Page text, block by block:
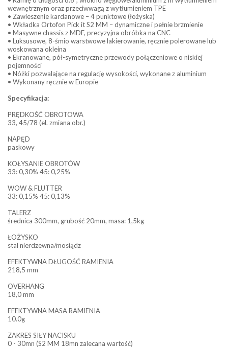
wewnętrznym oraz przeciwwagą z wytłumieniem TPE
• Zawieszenie kardanowe – 4 punktowe (łożyska)
• Wkładka Ortofon Pick it S2 MM – dynamiczne i pełnie brzmienie
• Masywne chassis z MDF, precyzyjna obróbka na CNC
• Luksusowe, 8-śmio warstwowe lakierowanie, ręcznie polerowane lub
woskowana okleina
• Ekranowane, pół-symetryczne przewody połączeniowe o niskiej
pojemności
• Nóżki pozwalające na regulację wysokości, wykonane z aluminium
• Wykonany ręcznie w Europie
Specyfikacja:
PRĘDKOŚĆ OBROTOWA
33, 45/78 (el. zmiana obr.)
NAPĘD
paskowy
KOŁYSANIE OBROTÓW
33: 0,30% 45: 0,25%
WOW & FLUTTER
33: 0,15% 45: 0,13%
TALERZ
średnica 300mm, grubość 20mm, masa: 1,5kg
ŁOŻYSKO
stal nierdzewna/mosiądz
EFEKTYWNA DŁUGOŚĆ RAMIENIA
218,5 mm
OVERHANG
18,0 mm
EFEKTYWNA MASA RAMIENIA
10.0g
ZAKRES SIŁY NACISKU
0 - 30mn (S2 MM 18mn zalecana wartość)